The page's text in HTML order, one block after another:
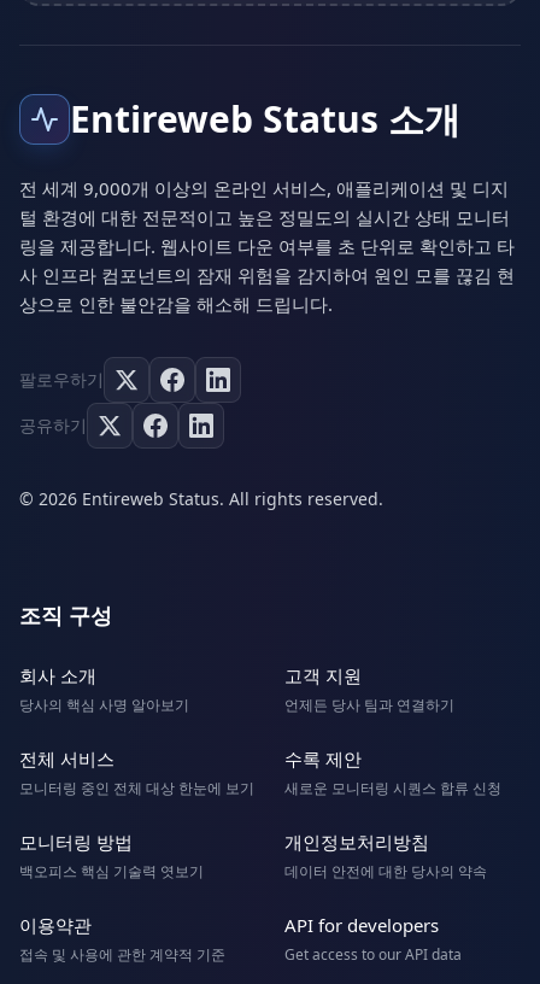
Entireweb Status 소개
전 세계 9,000개 이상의 온라인 서비스, 애플리케이션 및 디지
털 환경에 대한 전문적이고 높은 정밀도의 실시간 상태 모니터
링을 제공합니다. 웹사이트 다운 여부를 초 단위로 확인하고 타
사 인프라 컴포넌트의 잠재 위험을 감지하여 원인 모를 끊김 현
상으로 인한 불안감을 해소해 드립니다.
팔로우하기
공유하기
© 2026 Entireweb Status. All rights reserved.
조직 구성
회사 소개
당사의 핵심 사명 알아보기
고객 지원
언제든 당사 팀과 연결하기
전체 서비스
모니터링 중인 전체 대상 한눈에 보기
수록 제안
새로운 모니터링 시퀀스 합류 신청
모니터링 방법
백오피스 핵심 기술력 엿보기
개인정보처리방침
데이터 안전에 대한 당사의 약속
이용약관
접속 및 사용에 관한 계약적 기준
API for developers
Get access to our API data